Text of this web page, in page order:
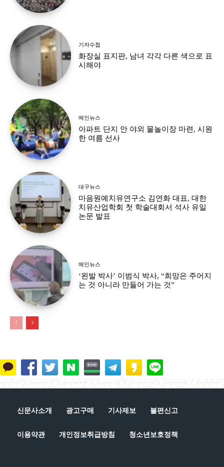
기자수첩
화장실 표지판, 남녀 각각 다른 색으로 표
시해야
메인뉴스
아파트 단지 안 야외 물놀이장 마련, 시원
한 여름 선사
대구뉴스
마음원예치유연구소 김연화 대표, 대한
치유산업학회 첫 학술대회서 석사 유일
논문 발표
메인뉴스
‘왼발 박사’ 이범식 박사, “희망은 주어지
는 것 아니라 만들어 가는 것”
신문사소개 광고구매 기사제보 불편신고
이용약관 개인정보취급방침 청소년보호정책